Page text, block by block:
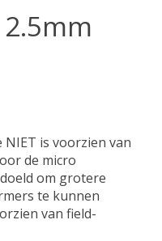
NIET is voorzien van
de micro
om grotere
te kunnen
van field-